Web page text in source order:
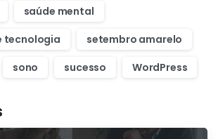
saúde mental
tecnologia
setembro amarelo
sono sucesso WordPress